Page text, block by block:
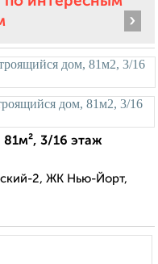
›
3/16 этаж
2, ЖК Нью-Йорт,